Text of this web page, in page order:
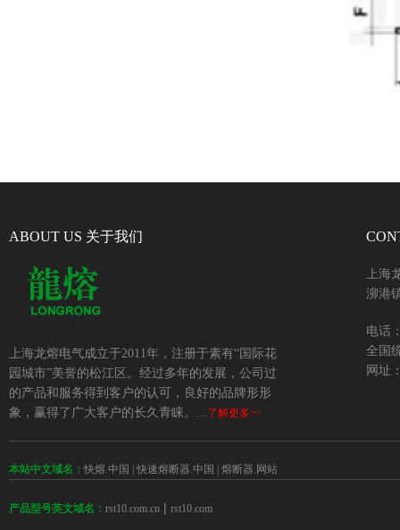
ABOUT US 关于我们
上海龙熔电气成立于2011年，注册于素有“国际花
园城市”美誉的松江区。经过多年的发展，公司过
的产品和服务得到客户的认可，良好的品牌形形
象，赢得了广大客户的长久青睐。...
了解更多>>
上海
泖港
电话
全国
网址
本站中文域名： 快熔.中国 | 快速熔断器.中国 | 熔断器.网站
产品型号英文域名： rst10.com.cn | rst10.com